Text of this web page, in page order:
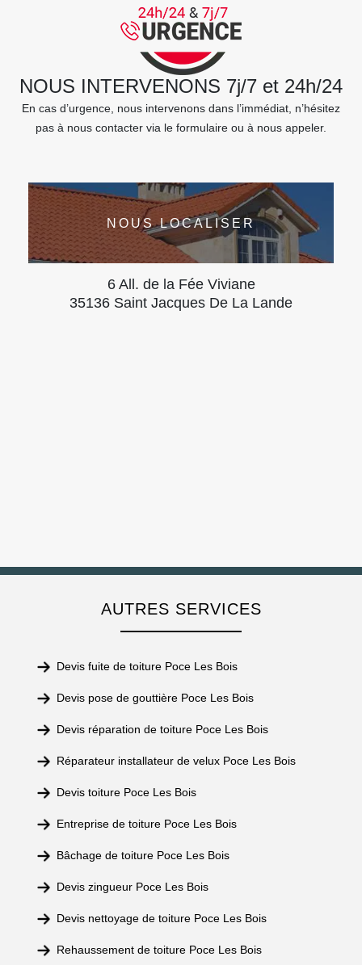
NOUS INTERVENONS 7j/7 et 24h/24
En cas d’urgence, nous intervenons dans l’immédiat, n’hésitez
pas à nous contacter via le formulaire ou à nous appeler.
NOUS LOCALISER
6 All. de la Fée Viviane
35136 Saint Jacques De La Lande
AUTRES SERVICES
Devis fuite de toiture Poce Les Bois
Devis pose de gouttière Poce Les Bois
Devis réparation de toiture Poce Les Bois
Réparateur installateur de velux Poce Les Bois
Devis toiture Poce Les Bois
Entreprise de toiture Poce Les Bois
Bâchage de toiture Poce Les Bois
Devis zingueur Poce Les Bois
Devis nettoyage de toiture Poce Les Bois
Rehaussement de toiture Poce Les Bois